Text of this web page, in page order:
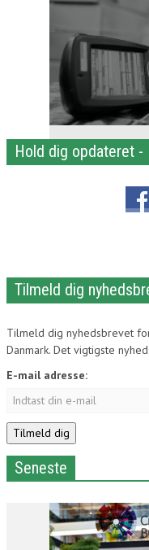
Hold dig opdateret -
Tilmeld dig
Tilmeld dig nyhedsbrevet
Danmark. Det vigtigste
E-mail adresse:
Seneste